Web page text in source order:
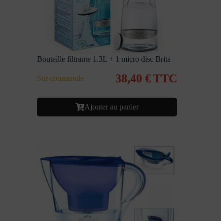
Bouteille filtrante 1.3L + 1 micro disc Brita
Sur commande 38,40 €TTC
Ajouter au panier